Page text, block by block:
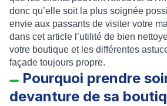
donc qu’elle soit la plus soignée
envie aux passants de visiter votre
dans cet article l’utilité de bien
votre boutique et les différentes
façade toujours propre.
Pourquoi prendre
devanture de sa